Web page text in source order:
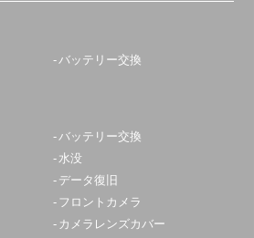
バッテリー交換
バッテリー交換
水没
データ復旧
フロントカメラ
カメラレンズカバー